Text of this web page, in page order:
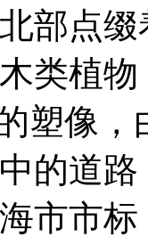
部点
类植
塑像
的道
市市